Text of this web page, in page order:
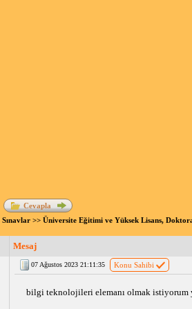
Cevapla
>> Üniversite Eğitimi ve Yüksek Lisans,
Mesaj
07 Ağustos 2023 21:11:35 Konu Sahibi
bilgi teknolojileri elemanı olmak